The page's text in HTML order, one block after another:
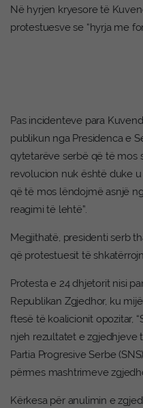
Në hyrjen kryesore të
protestuesve se “hyrja me
Pas incidenteve para
publikun nga Presidenca e
qytetarëve serbë që të mos
revolucion nuk është duke
që të mos lëndojmë asnjë
reagimi të lehtë”.
Megjithatë, presidenti serb
që protestuesit të
Protesta e 24 dhjetorit nisi
Republikan Zgjedhor, ku
ftesë të koalicionit opozitar,
njeh rezultatet e zgjedhjeve
Partia Progresive Serbe
përmes mashtrimeve
Kërkesa për anulimin e